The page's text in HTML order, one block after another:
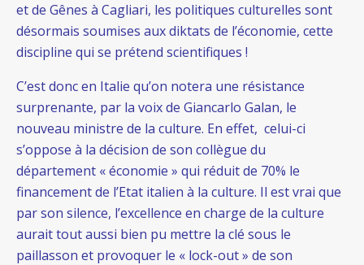
et de Gênes à Cagliari, les politiques culturelles sont
désormais soumises aux diktats de l’économie, cette
discipline qui se prétend scientifiques !
C’est donc en Italie qu’on notera une résistance
surprenante, par la voix de Giancarlo Galan, le
nouveau ministre de la culture. En effet, celui-ci
s’oppose à la décision de son collègue du
département « économie » qui réduit de 70% le
financement de l’Etat italien à la culture. Il est vrai que
par son silence, l’excellence en charge de la culture
aurait tout aussi bien pu mettre la clé sous le
paillasson et provoquer le « lock-out » de son